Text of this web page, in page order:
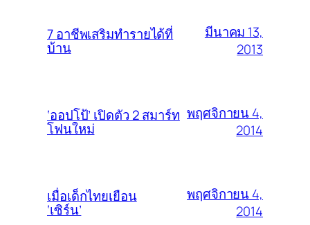
7 อาชีพเสริมทำรายได้ที่
บ้าน
มีนาคม 13,
2013
‘ออปโป้’ เปิดตัว 2 สมาร์ท
โฟนใหม่
พฤศจิกายน 4,
2014
เมื่อเด็กไทยเยือน
‘เซิร์น’
พฤศจิกายน 4,
2014